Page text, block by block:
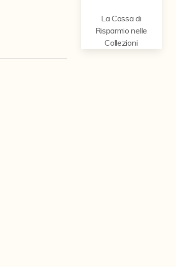
La Cassa di
Risparmio nelle
Collezioni